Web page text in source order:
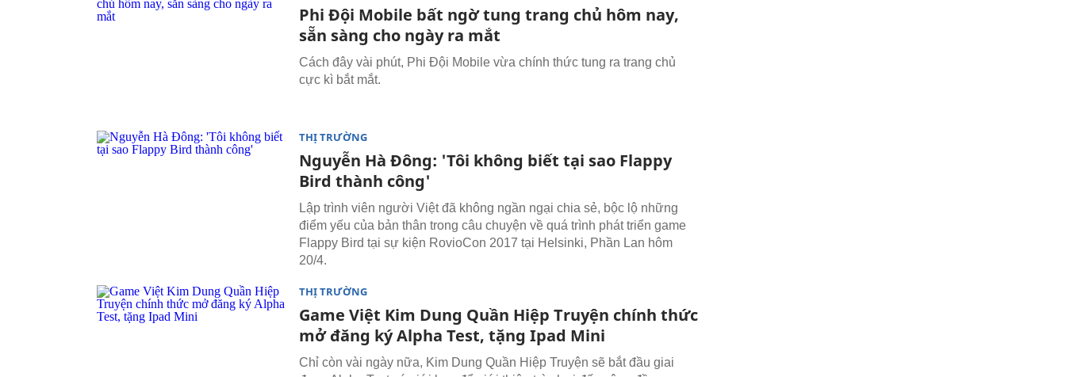
Phi Đội Mobile bất ngờ tung trang chủ hôm nay,
sẵn sàng cho ngày ra mắt
Cách đây vài phút, Phi Đội Mobile vừa chính thức tung ra trang chủ
cực kì bắt mắt.
THỊ TRƯỜNG
Nguyễn Hà Đông: 'Tôi không biết tại sao Flappy
Bird thành công'
Lập trình viên người Việt đã không ngần ngại chia sẻ, bộc lộ những
điểm yếu của bản thân trong câu chuyện về quá trình phát triển game
Flappy Bird tại sự kiện RovioCon 2017 tại Helsinki, Phần Lan hôm
20/4.
THỊ TRƯỜNG
Game Việt Kim Dung Quần Hiệp Truyện chính thức
mở đăng ký Alpha Test, tặng Ipad Mini
Chỉ còn vài ngày nữa, Kim Dung Quần Hiệp Truyện sẽ bắt đầu giai